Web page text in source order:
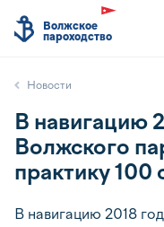
Волжское
пароходство
Новости
В навигацию
Волжского
практику 100
В навигацию 2018